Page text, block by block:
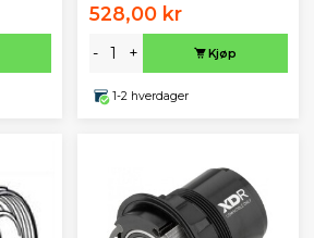
528,00 kr
- + Kjøp
1-2 hverdager